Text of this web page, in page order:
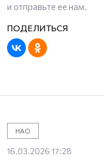
и отправьте ее нам.
НАО
16.03.2026 17:28